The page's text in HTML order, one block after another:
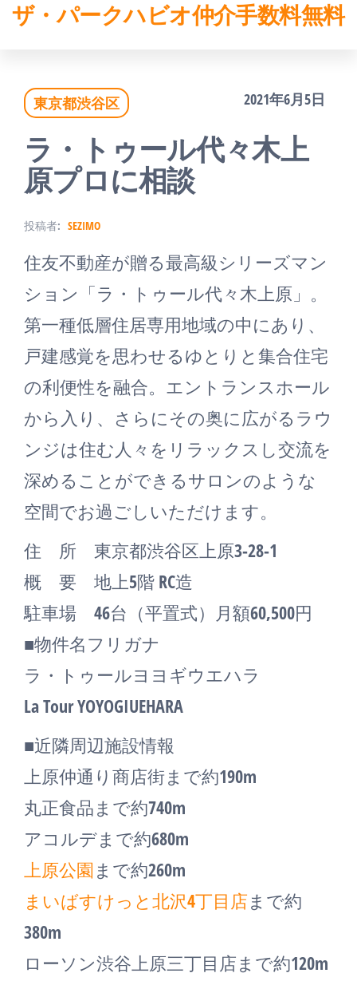
コザ・パークハビオ仲介手数料無料
東京都渋谷区 2021年6月5日
ラ・トゥール代々木上
原プロに相談
投稿者: SEZIMO
住友不動産が贈る最高級シリーズマン
ション「ラ・トゥール代々木上原」。
第一種低層住居専用地域の中にあり、
戸建感覚を思わせるゆとりと集合住宅
の利便性を融合。エントランスホール
から入り、さらにその奥に広がるラウ
ンジは住む人々をリラックスし交流を
深めることができるサロンのような
空間でお過ごしいただけます。
住 所 東京都渋谷区上原3-28-1
概 要 地上5階 RC造
駐車場 46台（平置式）月額60,500円
■物件名フリガナ
ラ・トゥールヨヨギウエハラ
La Tour YOYOGIUEHARA
■近隣周辺施設情報
上原仲通り商店街まで約190m
丸正食品まで約740m
アコルデまで約680m
上原公園 まで約260m
まいばすけっと北沢4丁目店まで約
380m
ローソン渋谷上原三丁目店まで約120m